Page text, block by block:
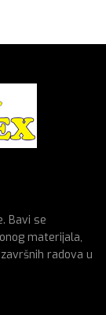
Bavi se
materijala,
radova u